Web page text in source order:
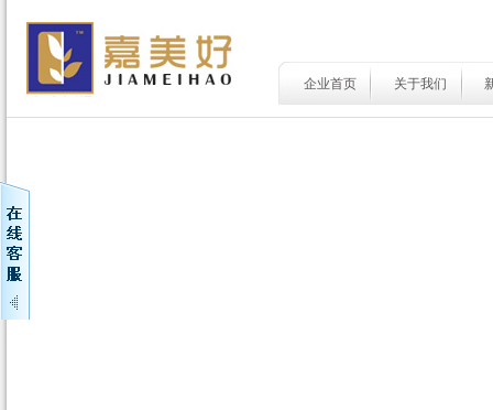
企业首页 关于我们